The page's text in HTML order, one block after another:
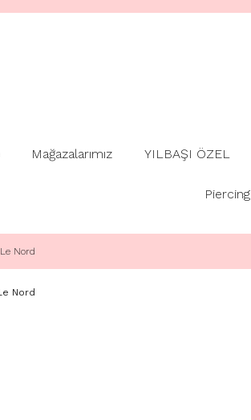
Mağazalarımız YILBAŞI ÖZEL
Piercing
Le Nord